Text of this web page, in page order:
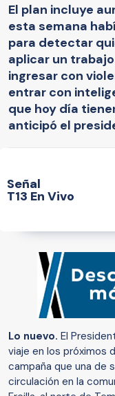
El plan incluye
esta semana
para detectar
aplicar un
ingresar con
entrar con
que hoy día
anticipó el
Señal
T13 En Vivo
Lo nuevo. El
viaje en los próximos
campaña que una de
circulación en la